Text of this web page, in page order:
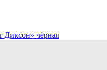
Диксон» чёрная